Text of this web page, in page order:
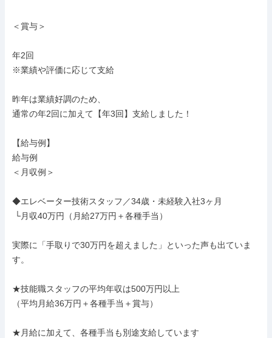
＜賞与＞
年2回
※業績や評価に応じて支給
昨年は業績好調のため、
通常の年2回に加えて【年3回】支給しました！
【給与例】
給与例
＜月収例＞
◆エレベーター技術スタッフ／34歳・未経験入社3ヶ月
実際に「手取りで30万円を超えました」といった声も出ていま
す。
★技能職スタッフの平均年収は500万円以上
（平均月給36万円＋各種手当＋賞与）
★月給に加えて、各種手当も別途支給しています